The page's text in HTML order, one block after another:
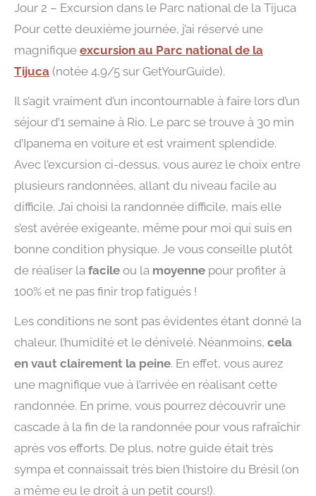
Jour 2 – Excursion dans le Parc national de la Tijuca
Pour cette deuxième journée, j’ai réservé une
magnifique excursion au Parc national de la
Tijuca (notée 4,9/5 sur GetYourGuide).
Il s’agit vraiment d’un incontournable à faire lors d’un
séjour d’1 semaine à Rio. Le parc se trouve à 30 min
d’Ipanema en voiture et est vraiment splendide.
Avec l’excursion ci-dessus, vous aurez le choix entre
plusieurs randonnées, allant du niveau facile au
difficile. J’ai choisi la randonnée difficile, mais elle
s’est avérée exigeante, même pour moi qui suis en
bonne condition physique. Je vous conseille plutôt
de réaliser la facile ou la moyenne pour profiter à
100% et ne pas finir trop fatigués !
Les conditions ne sont pas évidentes étant donné la
chaleur, l’humidité et le dénivelé. Néanmoins, cela
en vaut clairement la peine. En effet, vous aurez
une magnifique vue à l’arrivée en réalisant cette
randonnée. En prime, vous pourrez découvrir une
cascade à la fin de la randonnée pour vous rafraîchir
après vos efforts. De plus, notre guide était très
sympa et connaissait très bien l’histoire du Brésil (on
a même eu le droit à un petit cours!).